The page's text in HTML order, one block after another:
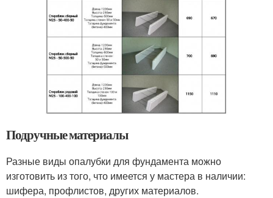
Подручные материалы
Разные виды опалубки для фундамента можно
изготовить из того, что имеется у мастера в наличии:
шифера, профлистов, других материалов.